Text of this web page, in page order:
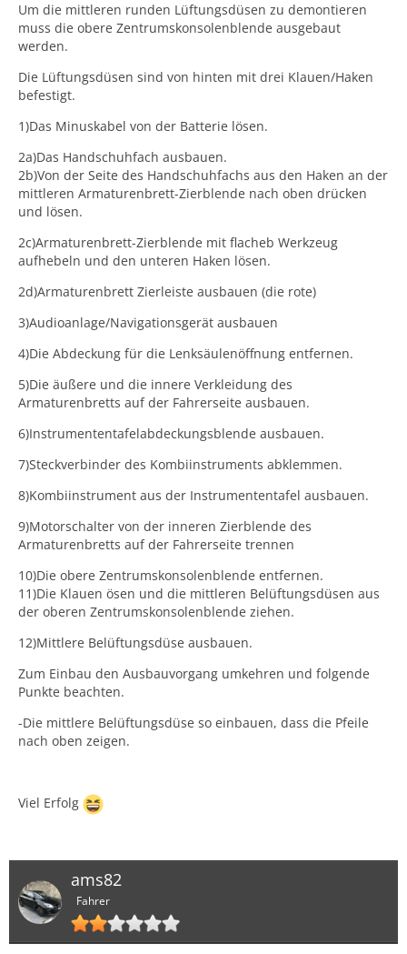
Um die mittleren runden Lüftungsdüsen zu demontieren
muss die obere Zentrumskonsolenblende ausgebaut
werden.
Die Lüftungsdüsen sind von hinten mit drei Klauen/Haken
befestigt.
1)Das Minuskabel von der Batterie lösen.
2a)Das Handschuhfach ausbauen.
2b)Von der Seite des Handschuhfachs aus den Haken an der
mittleren Armaturenbrett-Zierblende nach oben drücken
und lösen.
2c)Armaturenbrett-Zierblende mit flacheb Werkzeug
aufhebeln und den unteren Haken lösen.
2d)Armaturenbrett Zierleiste ausbauen (die rote)
3)Audioanlage/Navigationsgerät ausbauen
4)Die Abdeckung für die Lenksäulenöffnung entfernen.
5)Die äußere und die innere Verkleidung des
Armaturenbretts auf der Fahrerseite ausbauen.
6)Instrumententafelabdeckungsblende ausbauen.
7)Steckverbinder des Kombiinstruments abklemmen.
8)Kombiinstrument aus der Instrumententafel ausbauen.
9)Motorschalter von der inneren Zierblende des
Armaturenbretts auf der Fahrerseite trennen
10)Die obere Zentrumskonsolenblende entfernen.
11)Die Klauen ösen und die mittleren Belüftungsdüsen aus
der oberen Zentrumskonsolenblende ziehen.
12)Mittlere Belüftungsdüse ausbauen.
Zum Einbau den Ausbauvorgang umkehren und folgende
Punkte beachten.
-Die mittlere Belüftungsdüse so einbauen, dass die Pfeile
nach oben zeigen.
Viel Erfolg
ams82
Fahrer